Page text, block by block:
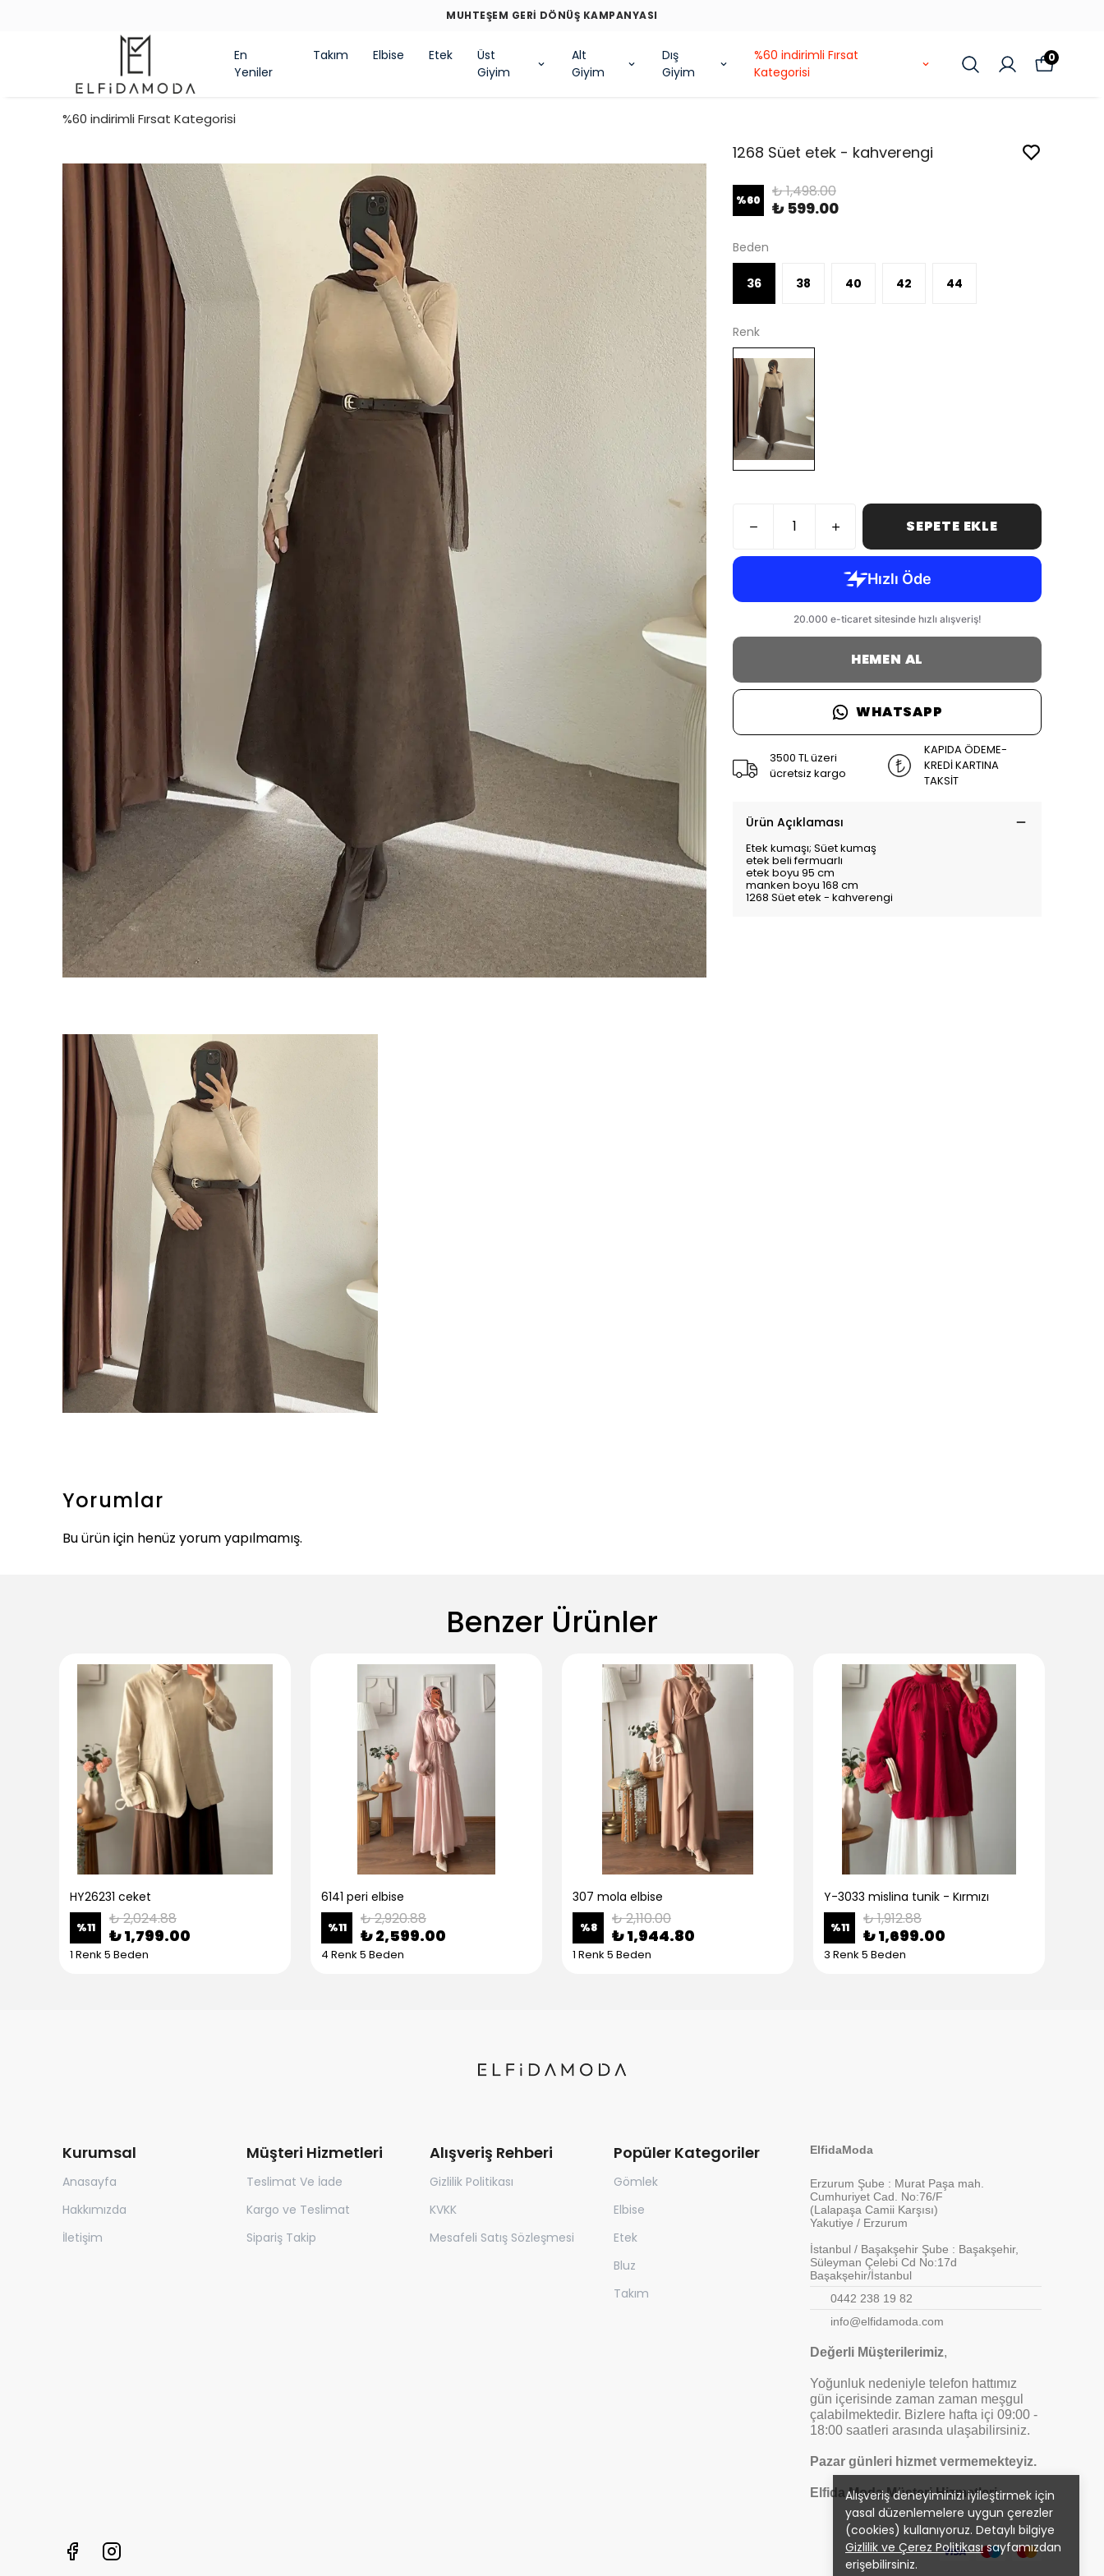
MUHTEŞEM GERİ DÖNÜŞ KAMPANYASI
En
Yeniler
Takım Elbise Etek
Üst
Giyim
Alt
Giyim
Dış
Giyim
%60 indirimli Fırsat
Kategorisi
0
Alışveriş deneyiminizi iyileştirmek için
yasal düzenlemelere uygun çerezler
(cookies) kullanıyoruz. Detaylı bilgiye
Gizlilik ve Çerez Politikasısayfamızdan
erişebilirsiniz.
%60 indirimli Fırsat Kategorisi
1268 Süet etek - kahverengi
%60 ₺ 1,498.00
₺ 599.00
Beden
36 38 40 42 44
Renk
SEPETE EKLE
HEMEN AL
WHATSAPP
3500 TL üzeri
ücretsiz kargo
KAPIDA ÖDEME-
KREDİ KARTINA
TAKSİT
Ürün Açıklaması
Etek kumaşı; Süet kumaş
etek beli fermuarlı
etek boyu 95 cm
manken boyu 168 cm
1268 Süet etek - kahverengi
Yorumlar
Bu ürün için henüz yorum yapılmamış.
Benzer Ürünler
HY26231 ceket
%11 ₺ 2,024.88
₺ 1,799.00
1 Renk 5 Beden
6141 peri elbise
%11 ₺ 2,920.88
₺ 2,599.00
4 Renk 5 Beden
307 mola elbise
%8 ₺ 2,110.00
₺ 1,944.80
1 Renk 5 Beden
Y-3033 mislina tunik - Kırmızı
%11 ₺ 1,912.88
₺ 1,699.00
3 Renk 5 Beden
Kurumsal
Anasayfa
Hakkımızda
İletişim
Müşteri Hizmetleri
Teslimat Ve İade
Kargo ve Teslimat
Sipariş Takip
Alışveriş Rehberi
Gizlilik Politikası
KVKK
Mesafeli Satış Sözleşmesi
Popüler Kategoriler
Gömlek
Elbise
Etek
Bluz
Takım
ElfidaModa
Erzurum Şube : Murat Paşa mah.
Cumhuriyet Cad. No:76/F
(Lalapaşa Camii Karşısı)
Yakutiye / Erzurum
İstanbul / Başakşehir Şube : Başakşehir,
Süleyman Çelebi Cd No:17d
Başakşehir/İstanbul
0442 238 19 82
info@elfidamoda.com
Değerli Müşterilerimiz,
Yoğunluk nedeniyle telefon hattımız
gün içerisinde zaman zaman meşgul
çalabilmektedir. Bizlere hafta içi 09:00 -
18:00 saatleri arasında ulaşabilirsiniz.
Pazar günleri hizmet vermemekteyiz.
Elfida Moda Müşteri Hizmetleri